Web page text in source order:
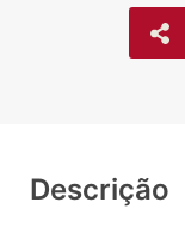
Descrição